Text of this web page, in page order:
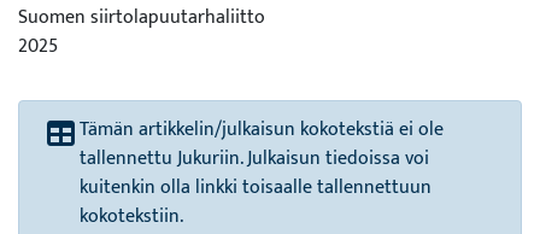
Suomen siirtolapuutarhaliitto
2025
Tämän artikkelin/julkaisun kokotekstiä ei ole
tallennettu Jukuriin. Julkaisun tiedoissa voi
kuitenkin olla linkki toisaalle tallennettuun
kokotekstiin.